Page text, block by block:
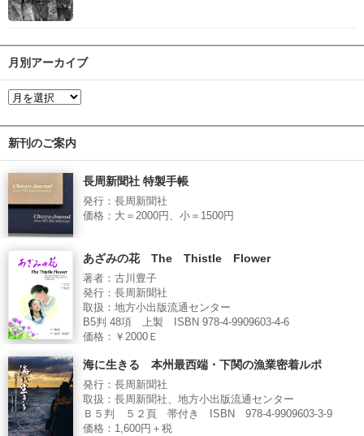
月別アーカイブ
新刊のご案内
長周新聞社 特製手帳
発行：長周新聞社
価格：大＝2000円、小＝1500円
あざみの花 The Thistle Flower
著者：古川豊子
発行：長周新聞社
取扱：地方小出版流通センター
B5判 48項 上製 ISBN 978-4-9909603-4-6
価格：￥2000Ｅ
海に生きる 本州最西端・下関の漁業密着ルポ
発行：長周新聞社
取扱：長周新聞社、地方小出版流通センター
Ｂ５判 ５２頁 帯付き ISBN 978-4-9909603-3-9
価格：1,600円＋税